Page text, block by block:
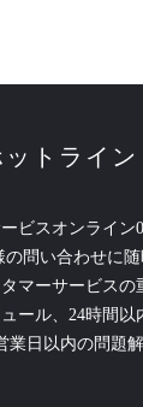
ットライ
ビスオンライン
の問い合わせに
マーサービスの
ール、24時間以
業日以内の問題